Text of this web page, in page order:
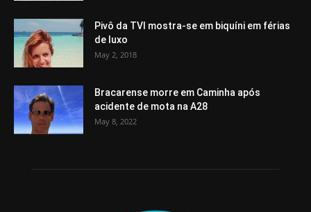
Pivô da TVI mostra-se em biquíni em férias
de luxo
May 2, 2018
Bracarense morre em Caminha após
acidente de mota na A28
May 8, 2022